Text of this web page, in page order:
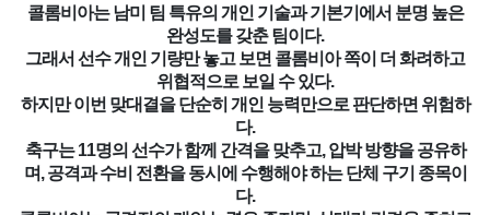
콜롬비아는 남미 팀 특유의 개인 기술과 기본기에서 분명 높은
완성도를 갖춘 팀이다.
그래서 선수 개인 기량만 놓고 보면 콜롬비아 쪽이 더 화려하고
위협적으로 보일 수 있다.
하지만 이번 맞대결을 단순히 개인 능력만으로 판단하면 위험하
다.
축구는 11명의 선수가 함께 간격을 맞추고, 압박 방향을 공유하
며, 공격과 수비 전환을 동시에 수행해야 하는 단체 구기 종목이
다.